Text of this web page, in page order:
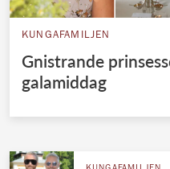
KUNGAFAMILJEN
Gnistrande
galamiddag